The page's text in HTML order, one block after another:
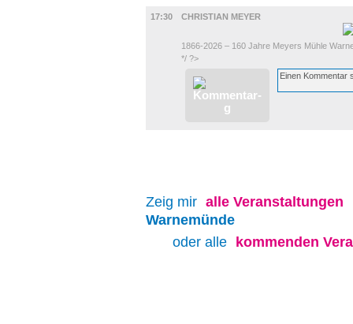
17:30
CHRISTIAN MEYER
1866-2026 – 160 Jahre Meyers Mühle
*/ ?>
Zeig mir alle Veranstaltungen
Warnemünde
oder alle
kommenden